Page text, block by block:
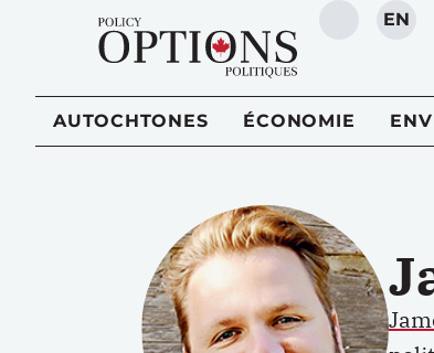
EN
AUTOCHTONES ÉCONOMIE